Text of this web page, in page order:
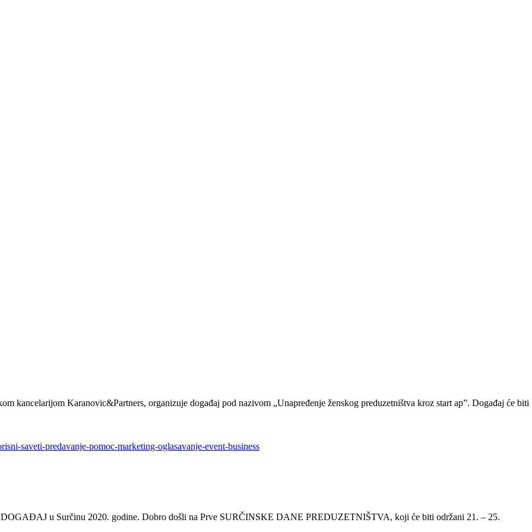
kancelarijom Karanovic&Partners, organizuje događaj pod nazivom „Unapređenje ženskog preduzetništva kroz start ap”. Događaj će biti
u Surčinu 2020. godine. Dobro došli na Prve SURČINSKE DANE PREDUZETNIŠTVA, koji će biti održani 21. – 25.